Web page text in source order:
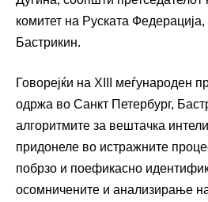
комитет на Руската
Бастрикин.
Говорејќи на XIII меѓународен
одржа во Санкт Петербург,
алгоритмите за вештачка
придонеле во истражните
побрзо и поефикасно
осомничените и анализирање